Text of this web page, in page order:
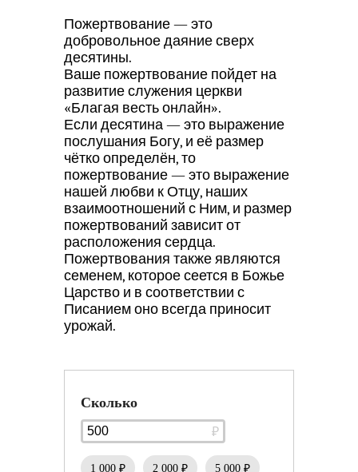
Пожертвование — это
добровольное даяние сверх
десятины.
Ваше пожертвование пойдет на
развитие служения церкви
«Благая весть онлайн».
Если десятина — это выражение
послушания Богу, и её размер
чётко определён, то
пожертвование — это выражение
нашей любви к Отцу, наших
взаимоотношений с Ним, и размер
пожертвований зависит от
расположения сердца.
Пожертвования также являются
семенем, которое сеется в Божье
Царство и в соответствии с
Писанием оно всегда приносит
урожай.
Сколько
1 000 ₽ 2 000 ₽ 5 000 ₽